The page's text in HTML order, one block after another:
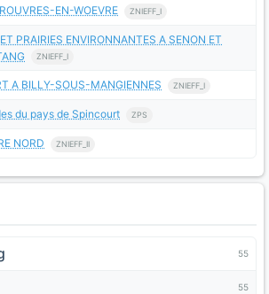
EN-WOEVRE ZNIEFF_I
PRAIRIES ENVIRONNANTES A SENON ET
ZNIEFF_I
A BILLY-SOUS-MANGIENNES ZNIEFF_I
du pays de Spincourt ZPS
NORD ZNIEFF_II
55
55